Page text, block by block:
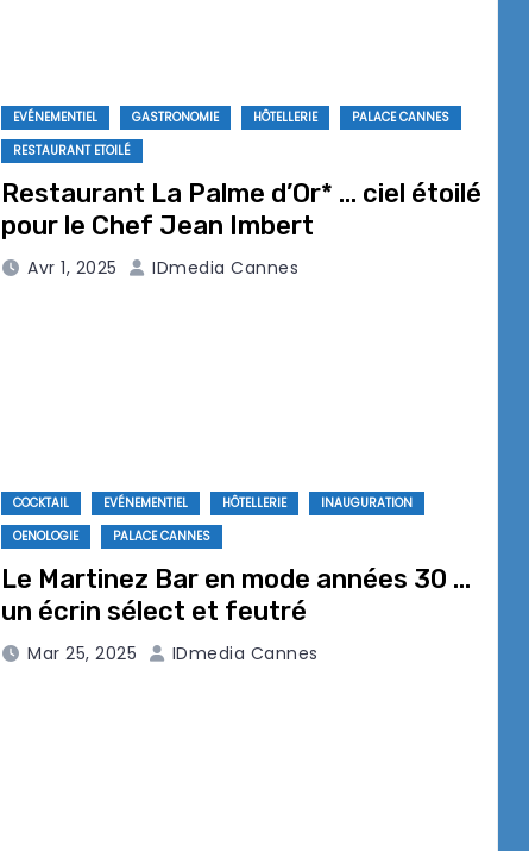
EVÉNEMENTIEL GASTRONOMIE HÔTELLERIE
PALACE CANNES
RESTAURANT ETOILÉ
Restaurant La Palme d’Or* … ciel étoilé
pour le Chef Jean Imbert
Avr 1, 2025 IDmedia Cannes
COCKTAIL EVÉNEMENTIEL HÔTELLERIE
INAUGURATION
OENOLOGIE
PALACE CANNES
Le Martinez Bar en mode années 30 …
un écrin sélect et feutré
Mar 25, 2025 IDmedia Cannes